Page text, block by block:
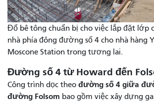
Đổ bê tông chuẩn bị cho việc lắp đặt lớp
nhà phía đông đường số 4 cho nhà hàng
Moscone Station trong tương lai.
Đường số 4 từ Howard đến
Công trình dọc theo đường số 4 giữa
đường Folsom bao gồm việc xây dựng